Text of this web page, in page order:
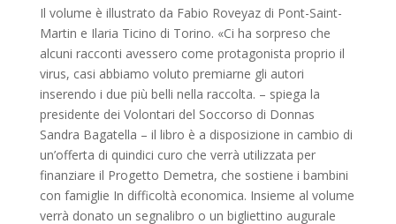
Il volume è illustrato da Fabio Roveyaz di Pont-Saint-
Martin e Ilaria Ticino di Torino. «Ci ha sorpreso che
alcuni racconti avessero come protagonista proprio il
virus, casi abbiamo voluto premiarne gli autori
inserendo i due più belli nella raccolta. – spiega la
presidente dei Volontari del Soccorso di Donnas
Sandra Bagatella – il libro è a disposizione in cambio di
un’offerta di quindici curo che verrà utilizzata per
finanziare il Progetto Demetra, che sostiene i bambini
con famiglie In difficoltà economica. Insieme al volume
verrà donato un segnalibro o un bigliettino augurale